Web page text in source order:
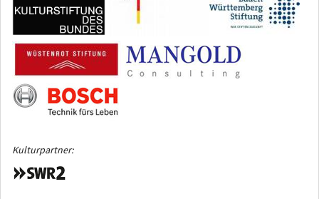
Kulturpartner: